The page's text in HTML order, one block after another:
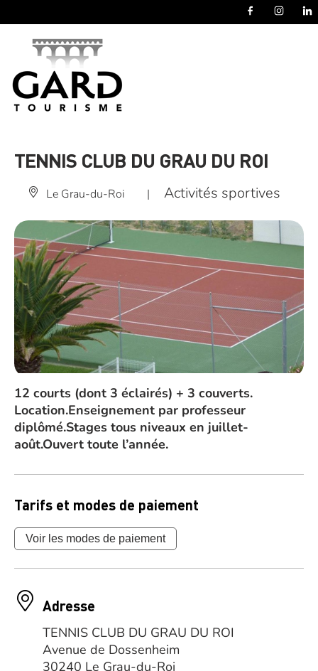
TENNIS CLUB DU GRAU DU ROI
Le Grau-du-Roi | Activités sportives
12 courts (dont 3 éclairés) + 3 couverts.
Location.Enseignement par professeur
diplômé.Stages tous niveaux en juillet-
août.Ouvert toute l’année.
Tarifs et modes de paiement
Voir les modes de paiement
Adresse
TENNIS CLUB DU GRAU DU ROI
Avenue de Dossenheim
30240 Le Grau-du-Roi